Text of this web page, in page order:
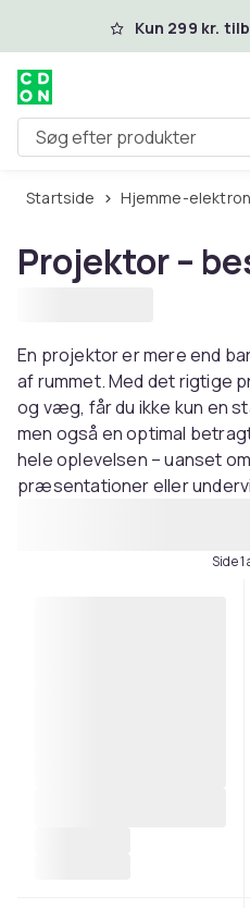
Spring til hovedindhold
Kun 299 kr.
Søg efter produkter
Startside Hjemme-
Projektor –
En projektor er mere end
af rummet. Med det rigtige
og væg, får du ikke kun en
men også en optimal
hele oplevelsen – uanset
præsentationer eller
Side 1